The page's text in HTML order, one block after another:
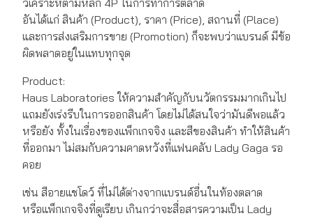
วิเคราะห์ตามหลัก 4P ในการทำการตลาด
อันได้แก่ สินค้า (Product), ราคา (Price), สถานที่ (Place)
และการส่งเสริมการขาย (Promotion) ก็จะพบว่าแบรนด์ มีข้อ
ผิดพลาดอยู่ในแทบทุกจุด
Product:
Haus Laboratories ให้ความสำคัญกับนวัตกรรมมากเกินไป
แถมยังเร่งรีบในการออกสินค้า โดยไม่ได้สนใจว่ามันดีพอแล้ว
หรือยัง ทั้งในเรื่องของแพ็กเกจจิง และสีของสินค้า ทำให้สินค้า
ที่ออกมา ไม่สมกับความคาดหวังที่แฟนคลับ Lady Gaga รอ
คอย
เช่น สีอายแชโดว์ ที่ไม่ได้ต่างจากแบรนด์อื่นในท้องตลาด
หรือแพ็กเกจจิงที่ดูเรียบ เกินกว่าจะสื่อสารความเป็น Lady